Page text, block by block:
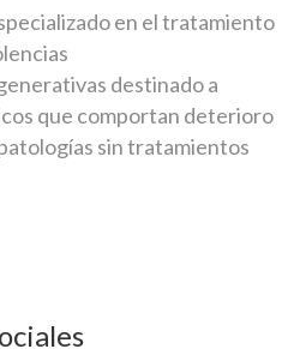
en el tratamiento
destinado a
que comportan deterioro
sin tratamientos